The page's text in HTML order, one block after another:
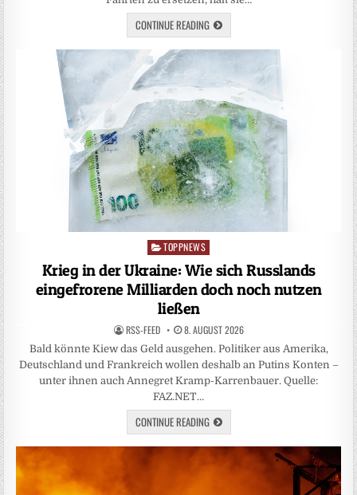
CONTINUE READING
Posted
TOPPNEWS
Krieg in der Ukraine: Wie sich Russlands
eingefrorene Milliarden doch noch nutzen
ließen
RSS-FEED 8. AUGUST 2026
Bald könnte Kiew das Geld ausgehen. Politiker aus Amerika,
Deutschland und Frankreich wollen deshalb an Putins Konten –
unter ihnen auch Annegret Kramp-Karrenbauer. Quelle:
FAZ.NET…
CONTINUE READING